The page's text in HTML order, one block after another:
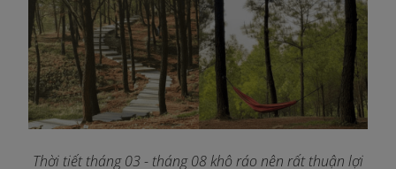
Thời tiết tháng 03 - tháng 08 khô ráo nên rất thuận lợi